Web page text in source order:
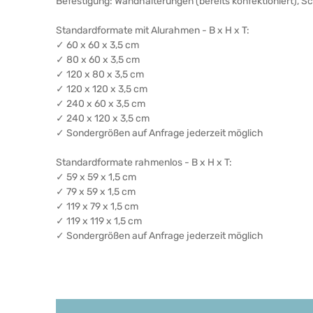
Standardformate mit Alurahmen - B x H x T:
✓ 60 x 60 x 3,5 cm
✓ 80 x 60 x 3,5 cm
✓ 120 x 80 x 3,5 cm
✓ 120 x 120 x 3,5 cm
✓ 240 x 60 x 3,5 cm
✓ 240 x 120 x 3,5 cm
✓ Sondergrößen auf Anfrage jederzeit möglich
Standardformate rahmenlos - B x H x T:
✓ 59 x 59 x 1,5 cm
✓ 79 x 59 x 1,5 cm
✓ 119 x 79 x 1,5 cm
✓ 119 x 119 x 1,5 cm
✓ Sondergrößen auf Anfrage jederzeit möglich